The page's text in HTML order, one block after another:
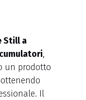
Still a
,
un prodotto
Il